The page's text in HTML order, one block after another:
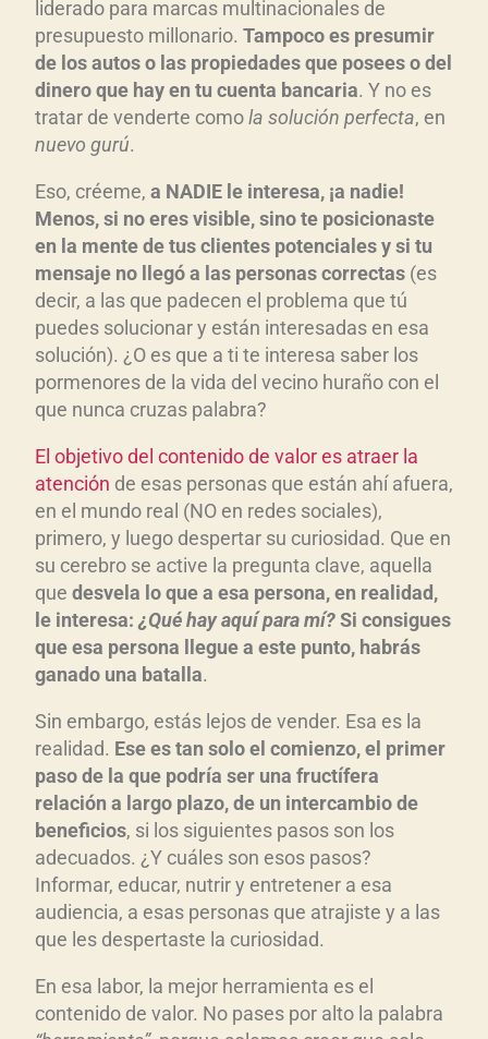
liderado para marcas multinacionales de
presupuesto millonario. Tampoco es presumir
de los autos o las propiedades que posees o del
dinero que hay en tu cuenta bancaria. Y no es
tratar de venderte comola solución perfecta, en
nuevo gurú.
Eso, créeme, a NADIE le interesa, ¡a nadie!
Menos, si no eres visible, sino te posicionaste
en la mente de tus clientes potenciales y si tu
mensaje no llegó a las personas correctas (es
decir, a las que padecen el problema que tú
puedes solucionar y están interesadas en esa
solución). ¿O es que a ti te interesa saber los
pormenores de la vida del vecino huraño con el
que nunca cruzas palabra?
El objetivo del contenido de valor es atraer la
atención de esas personas que están ahí afuera,
en el mundo real (NO en redes sociales),
primero, y luego despertar su curiosidad. Que en
su cerebro se active la pregunta clave, aquella
que desvela lo que a esa persona, en realidad,
le interesa: ¿Qué hay aquí para mí?Si consigues
que esa persona llegue a este punto, habrás
ganado una batalla.
Sin embargo, estás lejos de vender. Esa es la
realidad. Ese es tan solo el comienzo, el primer
paso de la que podría ser una fructífera
relación a largo plazo, de un intercambio de
beneficios, si los siguientes pasos son los
adecuados. ¿Y cuáles son esos pasos?
Informar, educar, nutrir y entretener a esa
audiencia, a esas personas que atrajiste y a las
que les despertaste la curiosidad.
En esa labor, la mejor herramienta es el
contenido de valor. No pases por alto la palabra